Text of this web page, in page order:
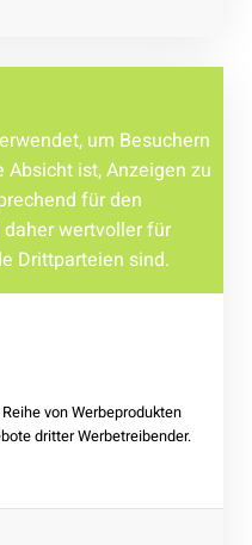
um Besuchern
ist, Anzeigen zu
für den
wertvoller für
Drittparteien sind.
von Werbeprodukten
dritter Werbetreibender.